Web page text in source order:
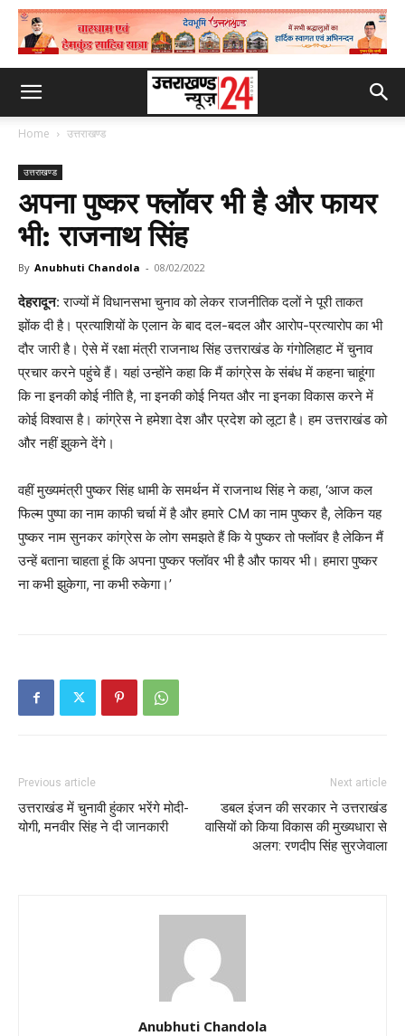
Home उत्तराखण्ड
उत्तराखण्ड
अपना पुष्कर फ्लॉवर भी है और फायर
भी: राजनाथ सिंह
By Anubhuti Chandola - 08/02/2022
देहरादून: राज्यों में विधानसभा चुनाव को लेकर राजनीतिक दलों ने पूरी ताकत
झोंक दी है। प्रत्याशियों के एलान के बाद दल-बदल और आरोप-प्रत्यारोप का भी
दौर जारी है। ऐसे में रक्षा मंत्री राजनाथ सिंह उत्तराखंड के गंगोलिहाट में चुनाव
प्रचार करने पहुंचे हैं। यहां उन्होंने कहा कि मैं कांग्रेस के संबंध में कहना चाहूंगा
कि ना इनकी कोई नीति है, ना इनकी कोई नियत और ना इनका विकास करने में
कोई विश्वास है। कांग्रेस ने हमेशा देश और प्रदेश को लूटा है। हम उत्तराखंड को
और नहीं झुकने देंगे।
वहीं मुख्यमंत्री पुष्कर सिंह धामी के समर्थन में राजनाथ सिंह ने कहा, ‘आज कल
फिल्म पुष्पा का नाम काफी चर्चा में है और हमारे CM का नाम पुष्कर है, लेकिन यह
पुष्कर नाम सुनकर कांग्रेस के लोग समझते हैं कि ये पुष्कर तो फ्लॉवर है लेकिन मैं
उन्हें बताना चाहता हूं कि अपना पुष्कर फ्लॉवर भी है और फायर भी। हमारा पुष्कर
ना कभी झुकेगा, ना कभी रुकेगा।’
Previous article
उत्तराखंड में चुनावी हुंकार भरेंगे मोदी-
योगी, मनवीर सिंह ने दी जानकारी
Next article
डबल इंजन की सरकार ने उत्तराखंड
वासियों को किया विकास की मुख्यधारा से
अलग: रणदीप सिंह सुरजेवाला
Anubhuti Chandola